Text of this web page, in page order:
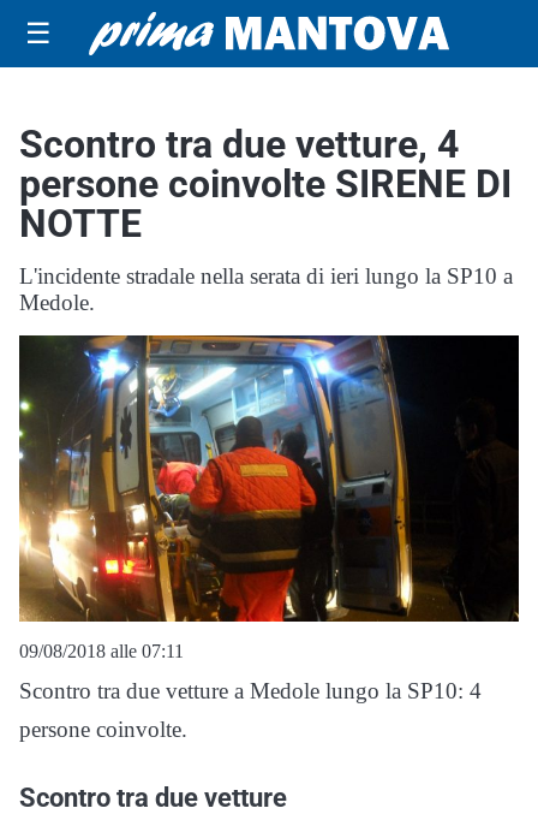
☰
Scontro tra due vetture, 4
persone coinvolte SIRENE DI
NOTTE
L'incidente stradale nella serata di ieri lungo la SP10 a
Medole.
09/08/2018 alle 07:11
Scontro tra due vetture a Medole lungo la SP10: 4
persone coinvolte.
Scontro tra due vetture